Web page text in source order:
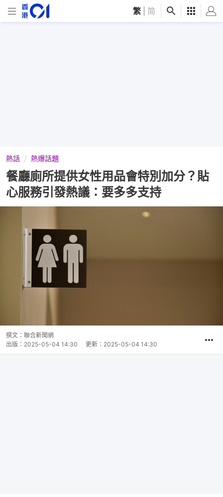
繁 简
熱話 熱爆話題
餐廳廁所提供女性用品會特別加分？貼
心服務引發熱議：要多多支持
撰文： 聯合新聞網
出版： 2025-05-04 14:30 更新： 2025-05-04 14:30